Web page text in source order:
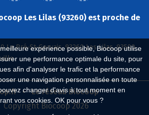
expérience possible, Biocoop utilise
une performance optimale du site, pour
afin d'analyser le trafic et la performance
une navigation personnalisée en toute
changer d'avis à tout moment en
vos cookies. OK pour vous ?
Les Lilas (93260) est proche de
Le Pré-St-Gervais, 93260 Les Lilas, 93500
Le réseau Biocoop
Copyright Biocoop 2026